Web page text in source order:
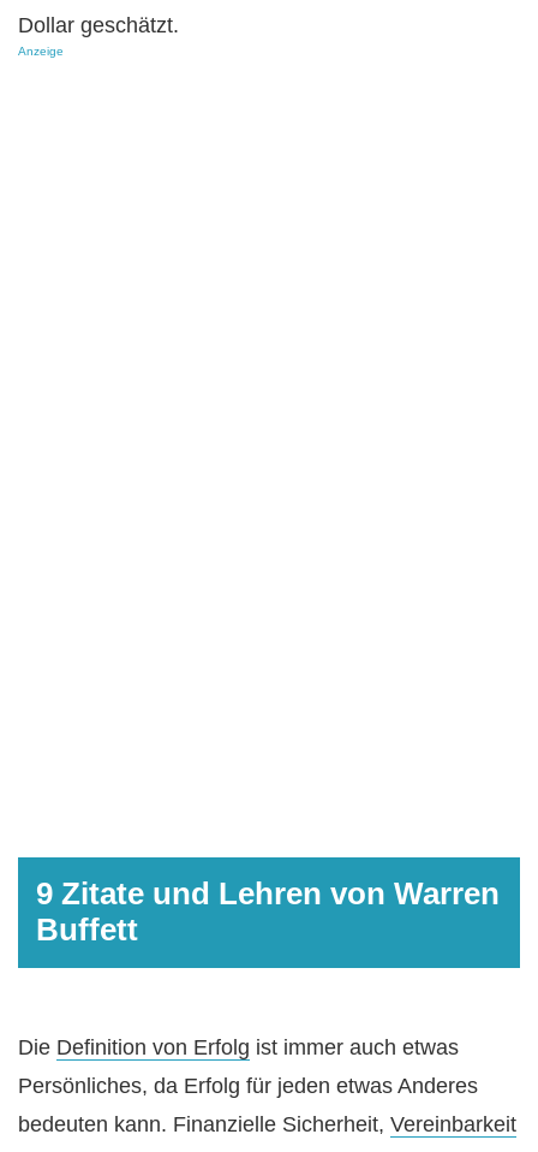
Dollar geschätzt.
Anzeige
9 Zitate und Lehren von Warren
Buffett
Die Definition von Erfolg ist immer auch etwas
Persönliches, da Erfolg für jeden etwas Anderes
bedeuten kann. Finanzielle Sicherheit, Vereinbarkeit